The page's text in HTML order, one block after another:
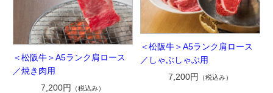
＜松阪牛＞A5ランク肩ロース
／焼き肉用
7,200円
（税込み）
＜松阪牛＞A5ランク肩ロース
／しゃぶしゃぶ用
7,200円
（税込み）